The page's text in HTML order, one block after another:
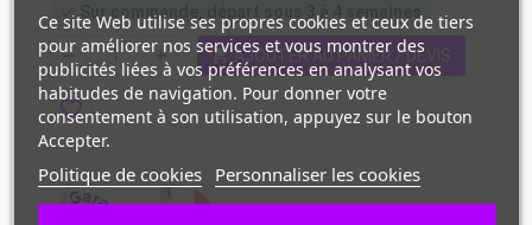
check Sur commande, départ sous 3 à 4 semaines
remove add shopping_cart AJOUTER AU PANIER / DEVIS
favorite_border
Ce site Web utilise ses propres cookies et ceux de tiers
pour améliorer nos services et vous montrer des
publicités liées à vos préférences en analysant vos
habitudes de navigation. Pour donner votre
consentement à son utilisation, appuyez sur le bouton
Accepter.
Politique de cookies Personnaliser les cookies